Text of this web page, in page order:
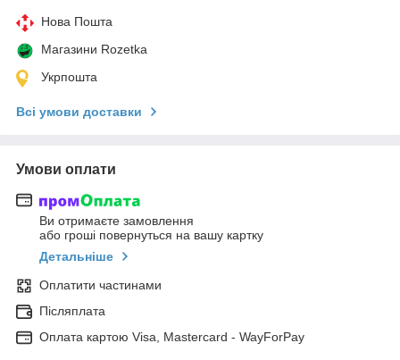
Нова Пошта
Магазини Rozetka
Укрпошта
Всі умови доставки
Умови оплати
Ви отримаєте замовлення
або гроші повернуться на вашу картку
Детальніше
Оплатити частинами
Післяплата
Оплата картою Visa, Mastercard - WayForPay